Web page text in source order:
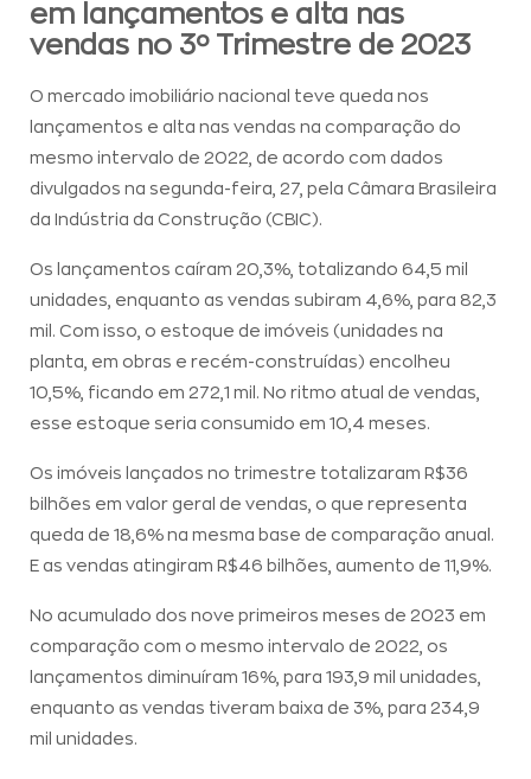
em lançamentos e alta nas
vendas no 3º Trimestre de 2023
O mercado imobiliário nacional teve queda nos
lançamentos e alta nas vendas na comparação do
mesmo intervalo de 2022, de acordo com dados
divulgados na segunda-feira, 27, pela Câmara Brasileira
da Indústria da Construção (CBIC).
Os lançamentos caíram 20,3%, totalizando 64,5 mil
unidades, enquanto as vendas subiram 4,6%, para 82,3
mil. Com isso, o estoque de imóveis (unidades na
planta, em obras e recém-construídas) encolheu
10,5%, ficando em 272,1 mil. No ritmo atual de vendas,
esse estoque seria consumido em 10,4 meses.
Os imóveis lançados no trimestre totalizaram R$36
bilhões em valor geral de vendas, o que representa
queda de 18,6% na mesma base de comparação anual.
E as vendas atingiram R$46 bilhões, aumento de 11,9%.
No acumulado dos nove primeiros meses de 2023 em
comparação com o mesmo intervalo de 2022, os
lançamentos diminuíram 16%, para 193,9 mil unidades,
enquanto as vendas tiveram baixa de 3%, para 234,9
mil unidades.